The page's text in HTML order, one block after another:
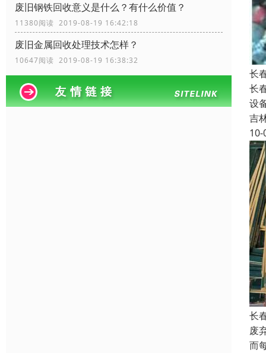
废旧钢铁回收​意义是什么？有什么价值？
11380阅读 2019-08-19 16:42:18
废旧金属回收处理技术怎样？
10647阅读 2019-08-19 16:38:32
长
长
设
吉
10-
长
废
而